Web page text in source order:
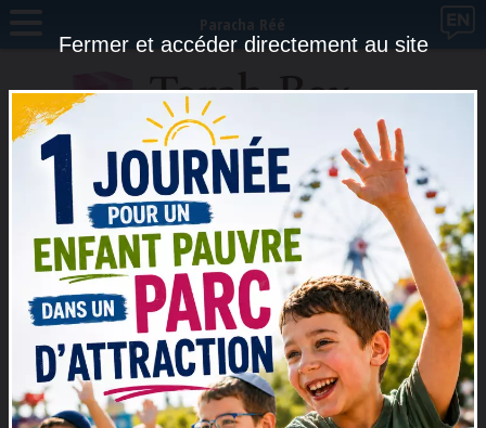
Paracha Réé
Jeudi 13 Août 2026 à 20h45 à Rehavia, Jérusalem (Israël)
Roch Hodech Elloul avec Rabbi Meir Elkouby à Jérusalem
Fermer et accéder directement au site